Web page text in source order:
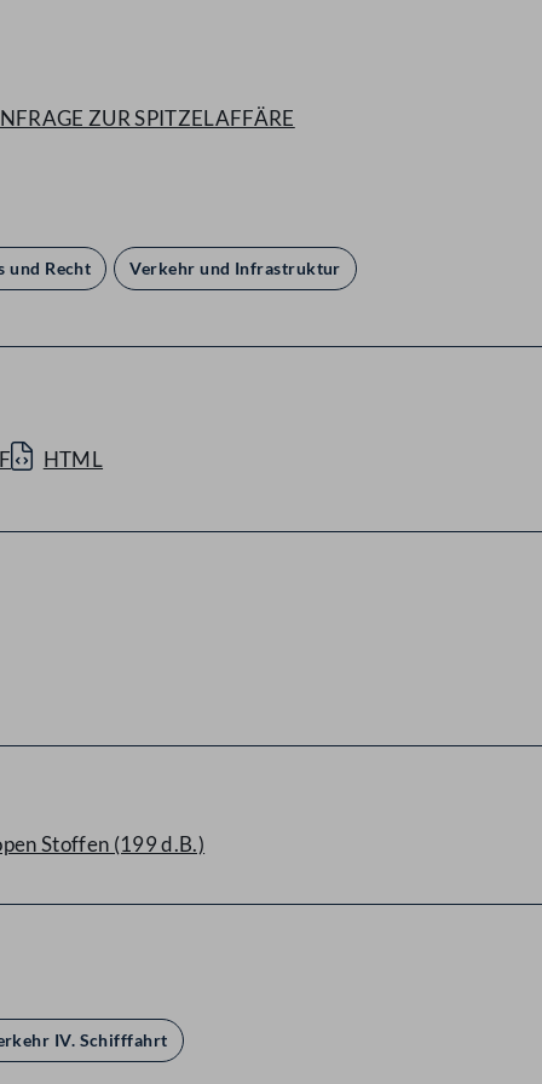
ZUR SPITZELAFFÄRE
und Recht Verkehr und Infrastruktur
HTML
Stoffen (199 d.B.)
IV. Schifffahrt